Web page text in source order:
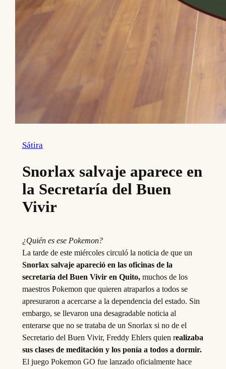
Sátira
Snorlax salvaje aparece en
la Secretaría del Buen
Vivir
¿Quién es ese Pokemon?
La tarde de este miércoles circuló la noticia de que un
Snorlax salvaje apareció en las oficinas de la
secretaría del Buen Vivir en Quito,muchos de los
maestros Pokemon que quieren atraparlos a todos se
apresuraron a acercarse a la dependencia del estado. Sin
embargo, se llevaron una desagradable noticia al
enterarse que no se trataba de un Snorlax si no de el
Secretario del Buen Vivir, Freddy Ehlers quien realizaba
sus clases de meditación y los ponía a todos a dormir.
El juego Pokemon GO fue lanzado oficialmente hace